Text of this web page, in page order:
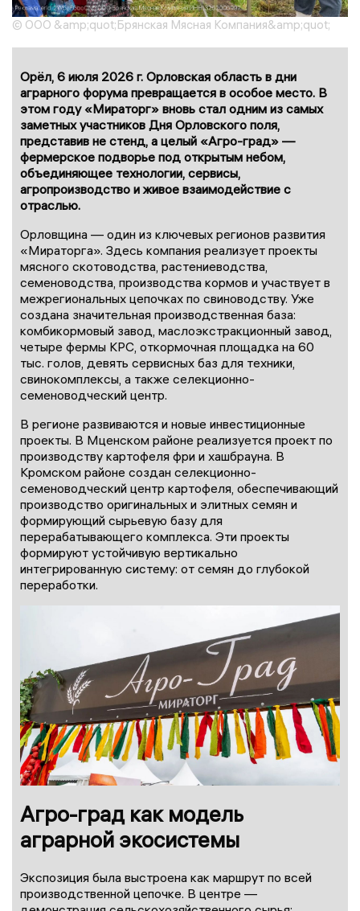
© ООО &amp;quot;Брянская Мясная Компания&amp;quot;
Орёл, 6 июля 2026 г. Орловская область в дни
аграрного форума превращается в особое место. В
этом году «Мираторг» вновь стал одним из самых
заметных участников Дня Орловского поля,
представив не стенд, а целый «Агро-град» —
фермерское подворье под открытым небом,
объединяющее технологии, сервисы,
агропроизводство и живое взаимодействие с
отраслью.
Орловщина — один из ключевых регионов развития
«Мираторга». Здесь компания реализует проекты
мясного скотоводства, растениеводства,
семеноводства, производства кормов и участвует в
межрегиональных цепочках по свиноводству. Уже
создана значительная производственная база:
комбикормовый завод, маслоэкстракционный завод,
четыре фермы КРС, откормочная площадка на 60
тыс. голов, девять сервисных баз для техники,
свинокомплексы, а также селекционно-
семеноводческий центр.
В регионе развиваются и новые инвестиционные
проекты. В Мценском районе реализуется проект по
производству картофеля фри и хашбрауна. В
Кромском районе создан селекционно-
семеноводческий центр картофеля, обеспечивающий
производство оригинальных и элитных семян и
формирующий сырьевую базу для
перерабатывающего комплекса. Эти проекты
формируют устойчивую вертикально
интегрированную систему: от семян до глубокой
переработки.
Агро-град как модель
аграрной экосистемы
Экспозиция была выстроена как маршрут по всей
производственной цепочке. В центре —